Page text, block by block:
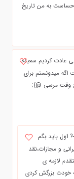
به من تاریخ
عادت كرديم سعيده
اگه ميدونستم براي
وقت مرسي @};-
اول باید بگم
و مجازات،نقد
لازمه ی
خودت بزرگش کردی